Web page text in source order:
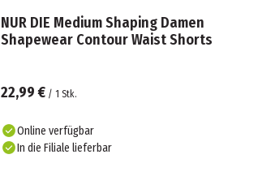
NUR DIE Medium Shaping Damen
Shapewear Contour Waist Shorts
22,99 € / 1 Stk.
Online verfügbar
In die Filiale lieferbar